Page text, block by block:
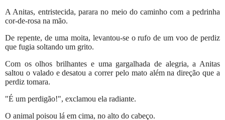
A Anitas, entristecida, parara no meio do caminho com a pedrinha
cor-de-rosa na mão.
De repente, de uma moita, levantou-se o rufo de um voo de perdiz
que fugia soltando um grito.
Com os olhos brilhantes e uma gargalhada de alegria, a Anitas
saltou o valado e desatou a correr pelo mato além na direção que a
perdiz tomara.
"É um perdigão!", exclamou ela radiante.
O animal poisou lá em cima, no alto do cabeço.